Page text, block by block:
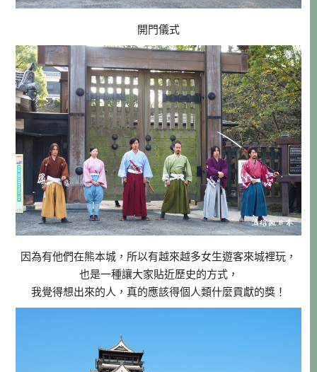
開門儀式
因為有他們在熊本城，所以有越來越多女生遊客來城裡玩，
也是一種讓大家貼近歷史的方式，
我覺得想出來的人，真的應該得個人類什麼貢獻的獎！